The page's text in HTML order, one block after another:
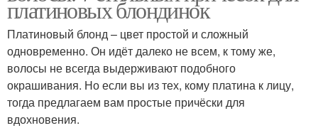
платиновых блондинок
Платиновый блонд – цвет простой и сложный
одновременно. Он идёт далеко не всем, к тому же,
волосы не всегда выдерживают подобного
окрашивания. Но если вы из тех, кому платина к лицу,
тогда предлагаем вам простые причёски для
вдохновения.